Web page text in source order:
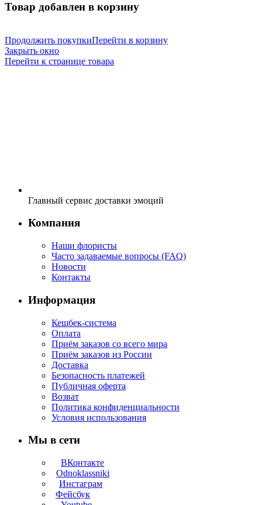
Товар добавлен в корзину
Продолжить покупкиПерейти в корзину
Закрыть окно
Перейти к странице товара
Главный сервис доставки эмоций
Компания
Наши флористы
Часто задаваемые вопросы (FAQ)
Новости
Контакты
Информация
Кешбек-система
Оплата
Приём заказов со всего мира
Приём заказов из России
Доставка
Безопасность платежей
Публичная оферта
Возват
Политика конфиденциальности
Условия использования
Мы в сети
ВКонтакте
Odnoklassniki
Инстаграм
Фейсбук